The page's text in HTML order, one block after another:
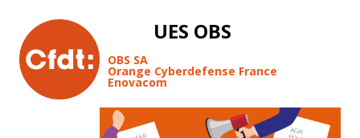
UES OBS
OBS SA
Orange Cyberdefense France
Enovacom